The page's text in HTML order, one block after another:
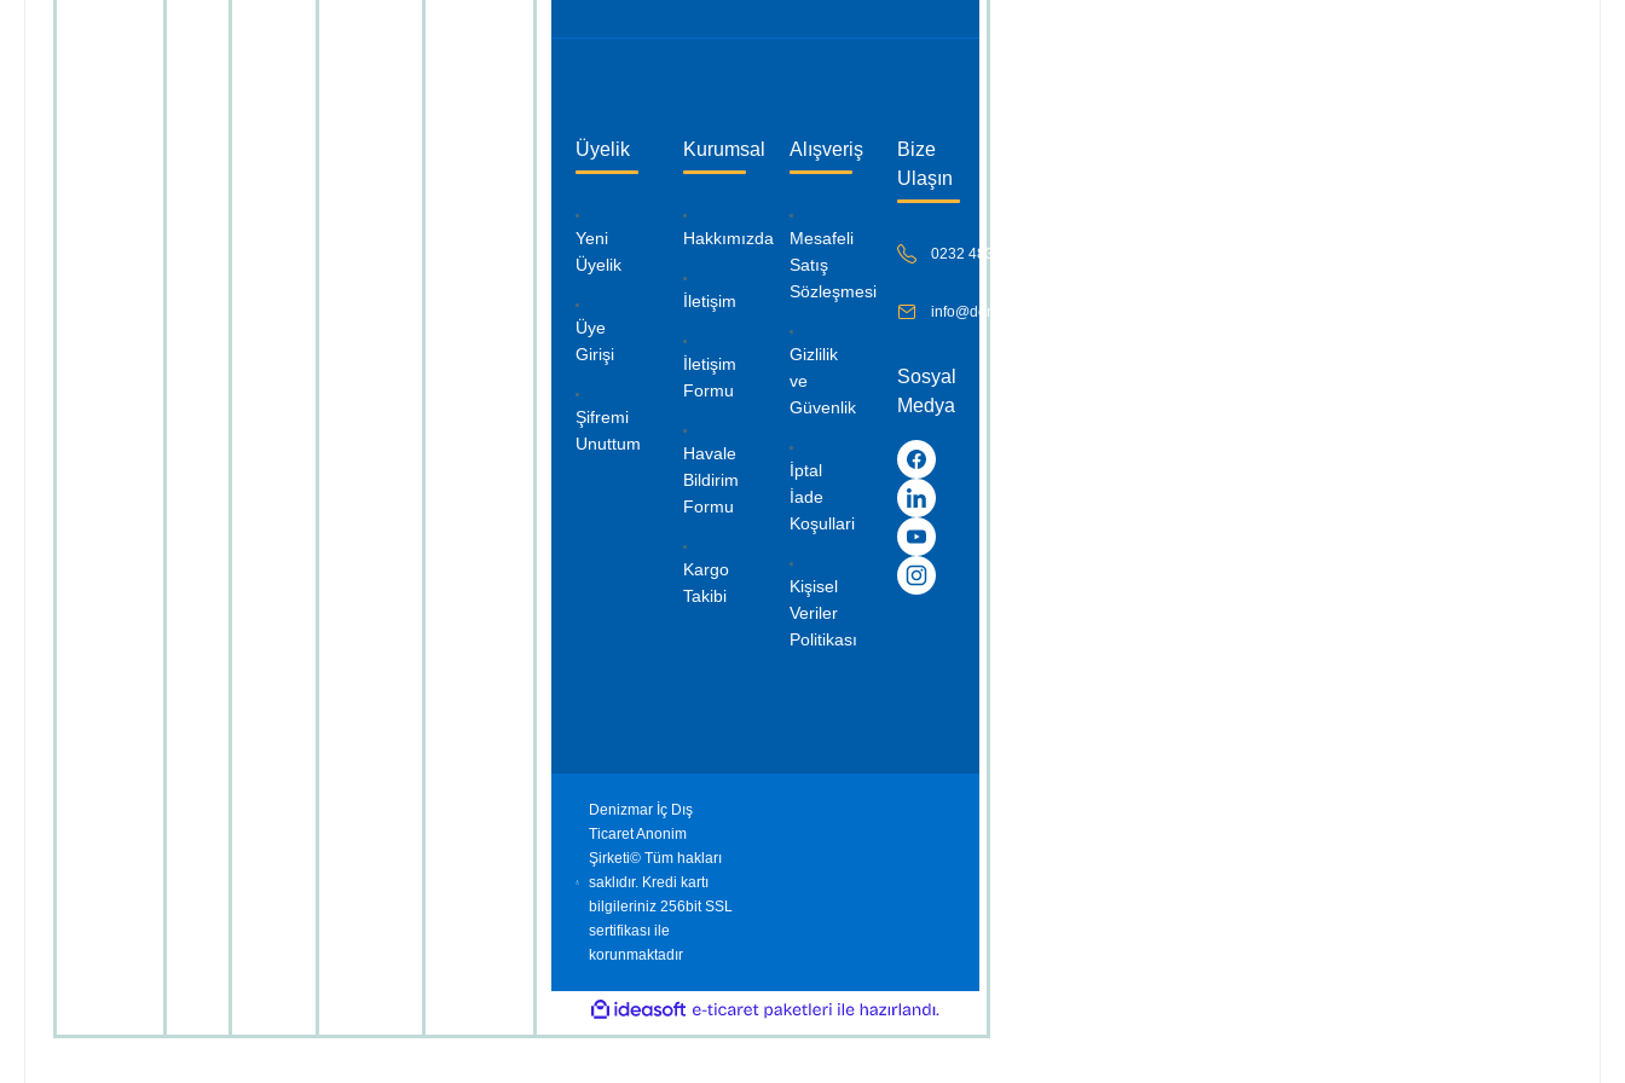
Üyelik
Yeni
Üyelik
Üye
Girişi
Şifremi
Unuttum
Kurumsal
Hakkımızda
İletişim
İletişim
Formu
Havale
Bildirim
Formu
Kargo
Takibi
Alışveriş
Mesafeli
Satış
Sözleşmesi
Gizlilik
ve
Güvenlik
İptal
İade
Koşullari
Kişisel
Veriler
Politikası
Bize
Ulaşın
0232 483 42 18
info@denizmar.com
Sosyal
Medya
Denizmar İç Dış
Ticaret Anonim
Şirketi© Tüm hakları
saklıdır. Kredi kartı
bilgileriniz 256bit SSL
sertifikası ile
korunmaktadır
ideasoft
e-